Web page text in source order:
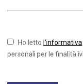
Ho letto l'informativa
personali per le finalità